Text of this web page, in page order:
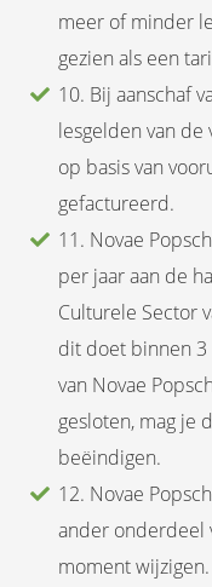
meer of minder
gezien als een
10. Bij aanschaf
lesgelden van
op basis van
gefactureerd.
11. Novae
per jaar aan de
Culturele Sector
dit doet binnen
van Novae
gesloten, mag je
beëindigen.
12. Novae
ander onderdeel
moment